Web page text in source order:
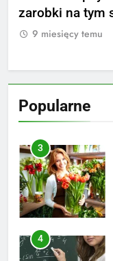
zarobki na tym
9 miesięcy temu
Popularne
3
4